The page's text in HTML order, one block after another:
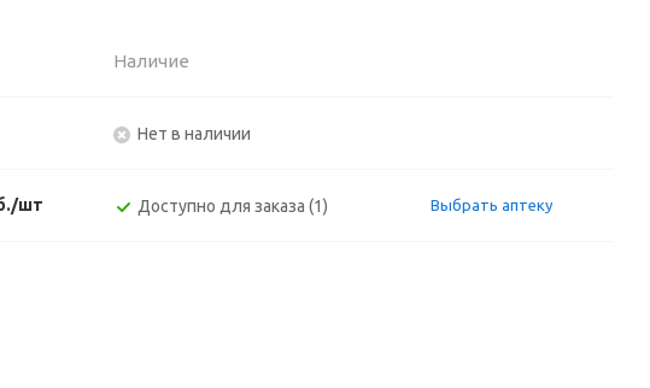
Наличие
Нет в наличии
шт Доступно для заказа (1) Выбрать аптеку